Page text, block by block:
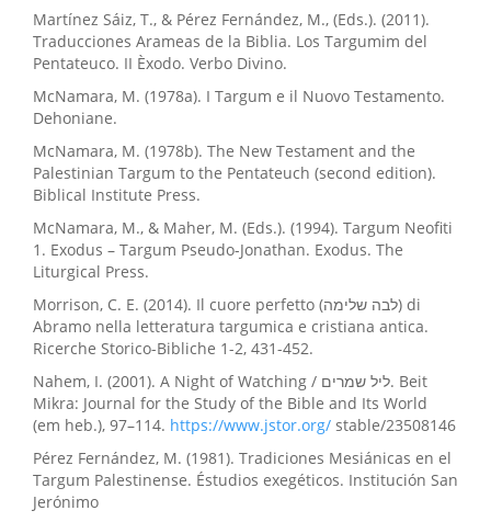
Martínez Sáiz, T., & Pérez Fernández, M., (Eds.). (2011).
Traducciones Arameas de la Biblia. Los Targumim del
Pentateuco. II Èxodo. Verbo Divino.
McNamara, M. (1978a). I Targum e il Nuovo Testamento.
Dehoniane.
McNamara, M. (1978b). The New Testament and the
Palestinian Targum to the Pentateuch (second edition).
Biblical Institute Press.
McNamara, M., & Maher, M. (Eds.). (1994). Targum Neofiti
1. Exodus – Targum Pseudo-Jonathan. Exodus. The
Liturgical Press.
Morrison, C. E. (2014). Il cuore perfetto (לבה שלימה) di
Abramo nella letteratura targumica e cristiana antica.
Ricerche Storico-Bibliche 1-2, 431-452.
Nahem, I. (2001). A Night of Watching / ליל שמרים. Beit
Mikra: Journal for the Study of the Bible and Its World
(em heb.), 97–114. https://www.jstor.org/ stable/23508146
Pérez Fernández, M. (1981). Tradiciones Mesiánicas en el
Targum Palestinense. Éstudios exegéticos. Institución San
Jerónimo